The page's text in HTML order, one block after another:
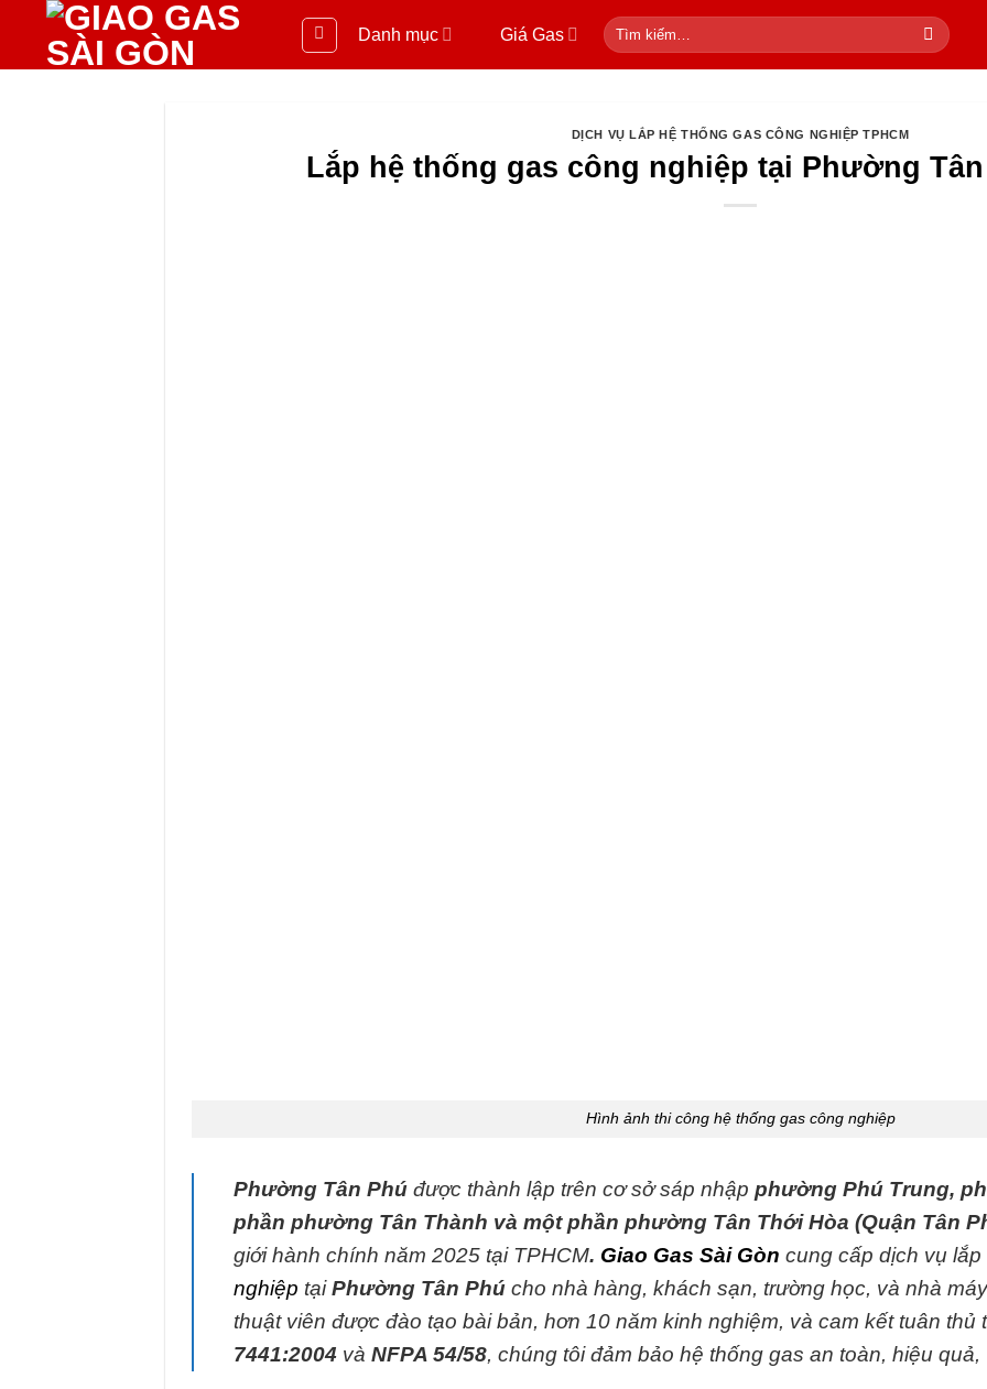
Danh mục Giá Gas
Tìm
kiếm:
DỊCH VỤ LẮP HỆ THỐNG GAS CÔNG NGHIỆP TPHCM
Lắp hệ thống gas công nghiệp tại Phường Tân
Hình ảnh thi công hệ thống gas công nghiệp
Phường Tân Phúđược thành lập trên cơ sở sáp nhập phường Phú Trung,
phần phường Tân Thành và một phần phường Tân Thới Hòa (Quận Tân
giới hành chính năm 2025 tại TPHCM. Giao Gas Sài Gòn cung cấp dịch vụ
nghiệp tạiPhường Tân Phúcho nhà hàng, khách sạn, trường học, và nhà
thuật viên được đào tạo bài bản, hơn 10 năm kinh nghiệm, và cam kết tuân
7441:2004và NFPA 54/58, chúng tôi đảm bảo hệ thống gas an toàn, hiệu